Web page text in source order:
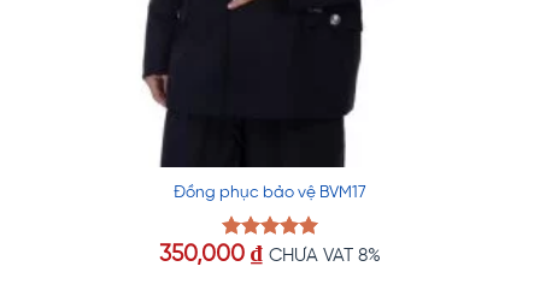
Đồng phục bảo vệ BVM17
Được xếp
350,000 ₫ CHƯA VAT 8%